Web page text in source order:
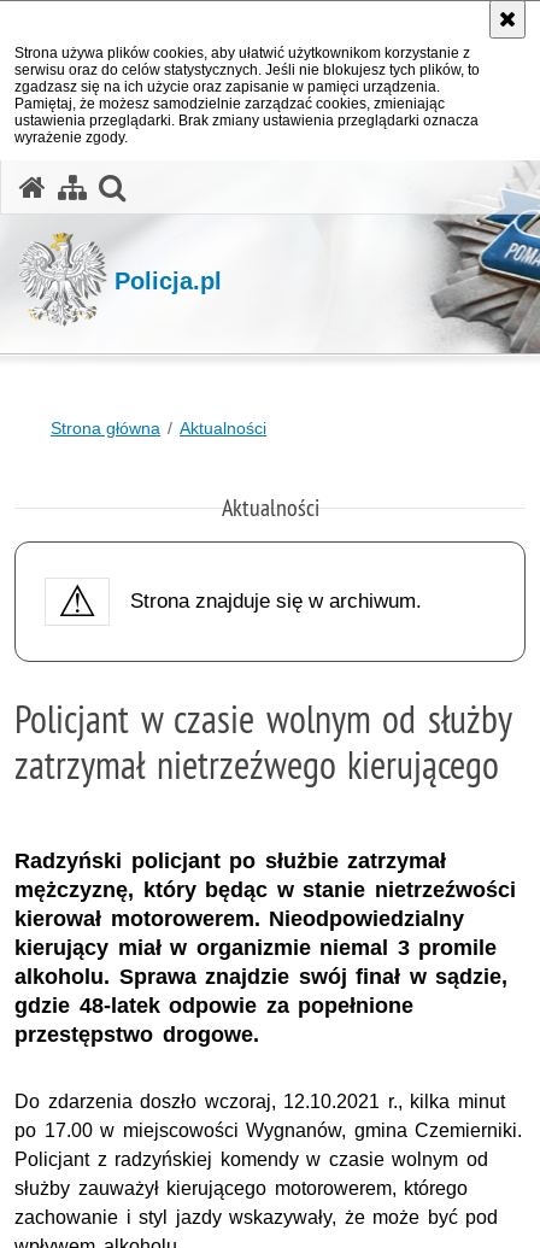
Strona używa plików cookies, aby ułatwić użytkownikom korzystanie z
serwisu oraz do celów statystycznych. Jeśli nie blokujesz tych plików, to
zgadzasz się na ich użycie oraz zapisanie w pamięci urządzenia.
Pamiętaj, że możesz samodzielnie zarządzać cookies, zmieniając
ustawienia przeglądarki. Brak zmiany ustawienia przeglądarki oznacza
wyrażenie zgody.
Policja.pl
Strona główna Aktualności
Aktualności
Strona znajduje się w archiwum.
Policjant w czasie wolnym od służby
zatrzymał nietrzeźwego kierującego
Radzyński policjant po służbie zatrzymał
mężczyznę, który będąc w stanie nietrzeźwości
kierował motorowerem. Nieodpowiedzialny
kierujący miał w organizmie niemal 3 promile
alkoholu. Sprawa znajdzie swój finał w sądzie,
gdzie 48-latek odpowie za popełnione
przestępstwo drogowe.
Do zdarzenia doszło wczoraj, 12.10.2021 r., kilka minut
po 17.00 w miejscowości Wygnanów, gmina Czemierniki.
Policjant z radzyńskiej komendy w czasie wolnym od
służby zauważył kierującego motorowerem, którego
zachowanie i styl jazdy wskazywały, że może być pod